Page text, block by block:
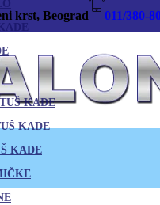
krst, Beograd 011/380-
KADE
KADE
KADE